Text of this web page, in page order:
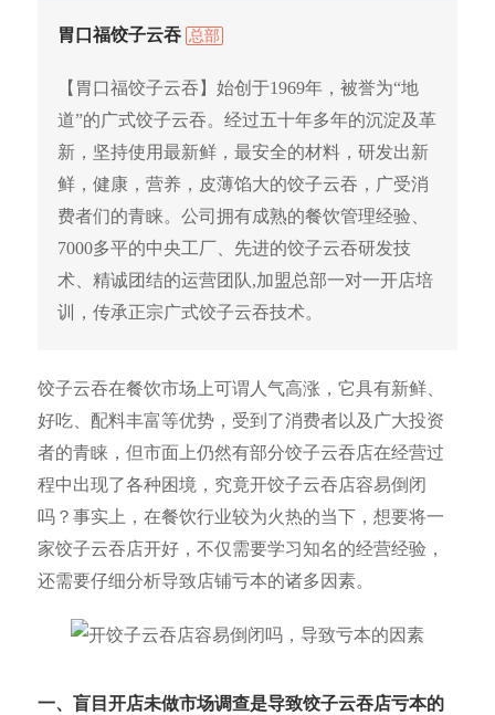
胃口福饺子云吞 总部
【胃口福饺子云吞】始创于1969年，被誉为“地
道”的广式饺子云吞。经过五十年多年的沉淀及革
新，坚持使用最新鲜，最安全的材料，研发出新
鲜，健康，营养，皮薄馅大的饺子云吞，广受消
费者们的青睐。公司拥有成熟的餐饮管理经验、
7000多平的中央工厂、先进的饺子云吞研发技
术、精诚团结的运营团队,加盟总部一对一开店培
训，传承正宗广式饺子云吞技术。
饺子云吞在餐饮市场上可谓人气高涨，它具有新鲜、
好吃、配料丰富等优势，受到了消费者以及广大投资
者的青睐，但市面上仍然有部分饺子云吞店在经营过
程中出现了各种困境，究竟开饺子云吞店容易倒闭
吗？事实上，在餐饮行业较为火热的当下，想要将一
家饺子云吞店开好，不仅需要学习知名的经营经验，
还需要仔细分析导致店铺亏本的诸多因素。
一、盲目开店未做市场调查是导致饺子云吞店亏本的